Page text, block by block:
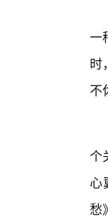
一
时
不
个
心
愁